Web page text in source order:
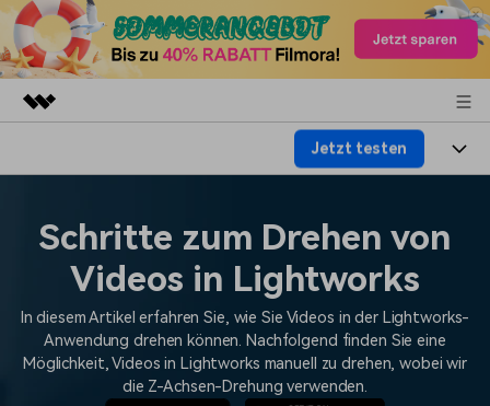
Dienstprogramme
Überblick
Lösungen
Presseraum
Shop
Jetzt testen
Plattformen
Funktionen
Assets
Video/Foto
Audio
Lösungen
Wer
Ressourcen
Schritte zum Drehen von
Videos in Lightworks
In diesem Artikel erfahren Sie, wie Sie Videos in der Lightworks-
Anwendung drehen können. Nachfolgend finden Sie eine
Möglichkeit, Videos in Lightworks manuell zu drehen, wobei wir
die Z-Achsen-Drehung verwenden.